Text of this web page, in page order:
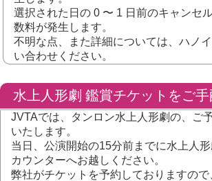
選択された日の 0 〜 1 日前のキャンセ
数料が発生します。
不明な点、また詳細については、ハノ
い合わせください。
水上人形劇 鑑賞チケットをご
JVTAでは、タンロン水上人形劇の、ご
いたします。
当日、公演開始の15分前までに水上人
カウンターへお越しください。
弊社がチケットを予約しておりますの